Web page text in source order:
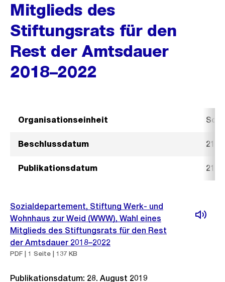
Mitglieds des
Stiftungsrats für den
Rest der Amtsdauer
2018–2022
Organisationseinheit
Beschlussdatum 21.
Publikationsdatum 21.
Sozialdepartement, Stiftung Werk- und
Wohnhaus zur Weid (WWW), Wahl eines
Mitglieds des Stiftungsrats für den Rest
der Amtsdauer 2018–2022
PDF | 1 Seite | 137 KB
Publikationsdatum: 28. August 2019